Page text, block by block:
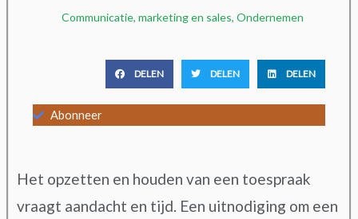
Communicatie, marketing en sales, Ondernemen
DELEN DELEN DELEN
Abonneer
Het opzetten en houden van een toespraak
vraagt aandacht en tijd. Een uitnodiging om een